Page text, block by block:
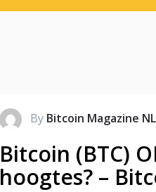
By Bitcoin Magazine NL
Bitcoin (BTC)
hoogtes? –